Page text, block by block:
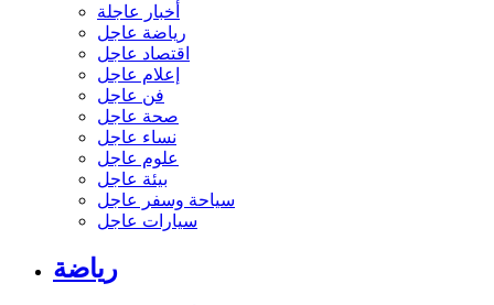
أخبار عاجلة
رياضة عاجل
اقتصاد عاجل
إعلام عاجل
فن عاجل
صحة عاجل
نساء عاجل
علوم عاجل
بيئة عاجل
سياحة وسفر عاجل
سيارات عاجل
رياضة